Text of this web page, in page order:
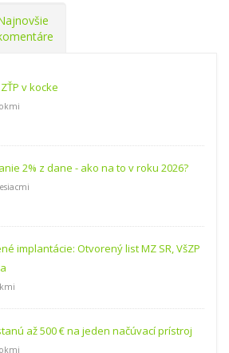
v kocke
2% z dane - ako na to v roku 2026?
implantácie: Otvorený list MZ SR, VšZP
až 500 € na jeden načúvací prístroj